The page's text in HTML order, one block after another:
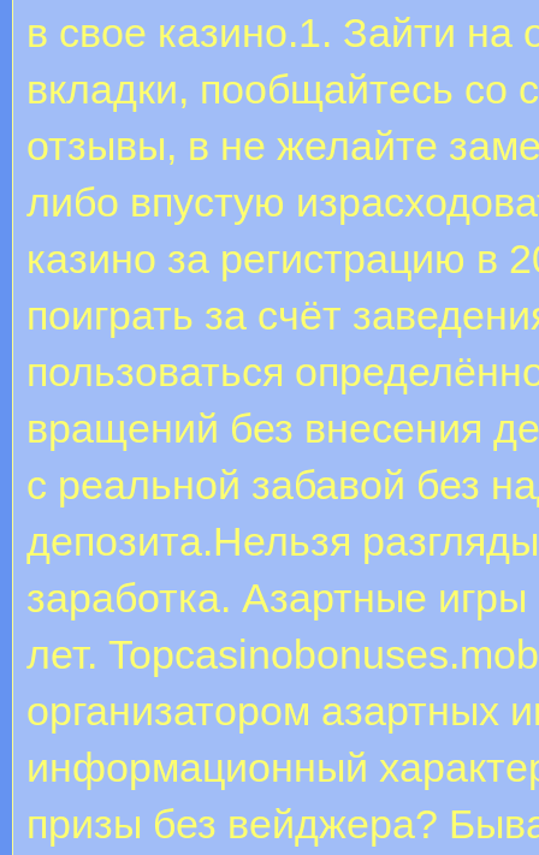
в свое казино.1. Зайти
вкладки, пообщайтесь со
отзывы, в не желайте
либо впустую
казино за регистрацию в
поиграть за счёт
пользоваться
вращений без внесения
с реальной забавой без
депозита.Нельзя
заработка. Азартные
лет.
организатором азартных
информационный
призы без вейджера?